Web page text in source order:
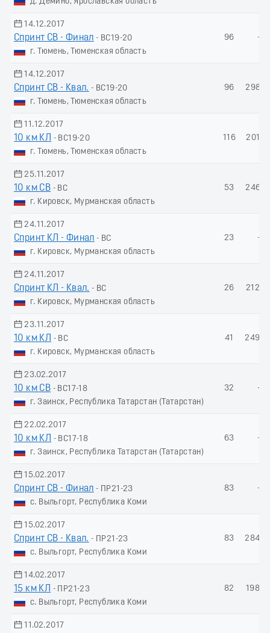
14.12.2017
Спринт СВ - Финал - ВС19-20
г. Тюмень, Тюменская область
96 -
14.12.2017
Спринт СВ - Квал. - ВС19-20
г. Тюмень, Тюменская область
96
11.12.2017
10 км КЛ
- ВС19-20
г. Тюмень, Тюменская область
116
25.11.2017
10 км СВ - ВС
г. Кировск, Мурманская область
53
24.11.2017
Спринт КЛ - Финал - ВС
г. Кировск, Мурманская область
23 -
24.11.2017
Спринт КЛ - Квал. - ВС
г. Кировск, Мурманская область
26
23.11.2017
10 км КЛ
- ВС
г. Кировск, Мурманская область
41
23.02.2017
10 км СВ - ВС17-18
г. Заинск, Республика Татарстан (Татарстан)
32 -
22.02.2017
10 км КЛ
- ВС17-18
г. Заинск, Республика Татарстан (Татарстан)
63 -
15.02.2017
Спринт СВ - Финал - ПР21-23
с. Выльгорт, Республика Коми
83 -
15.02.2017
Спринт СВ - Квал. - ПР21-23
с. Выльгорт, Республика Коми
83
14.02.2017
15 км КЛ
- ПР21-23
с. Выльгорт, Республика Коми
82
11.02.2017